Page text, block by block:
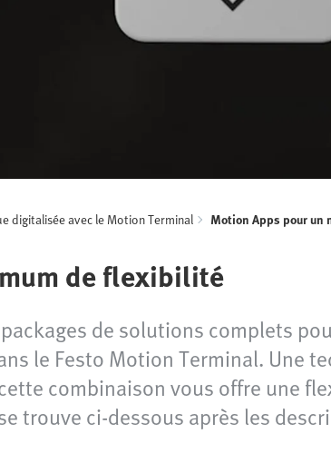
digitalisée avec le Motion Terminal Motion Apps pour
de flexibilité
de solutions complets
le Festo Motion Terminal. Une
combinaison vous offre une
trouve ci-dessous après les